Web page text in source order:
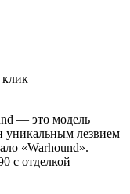
клик
— это модель
уникальным лезвием
«Warhound».
с отделкой